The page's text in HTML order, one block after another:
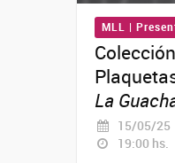
MLL |
La
15/05/25
19:00 hs.